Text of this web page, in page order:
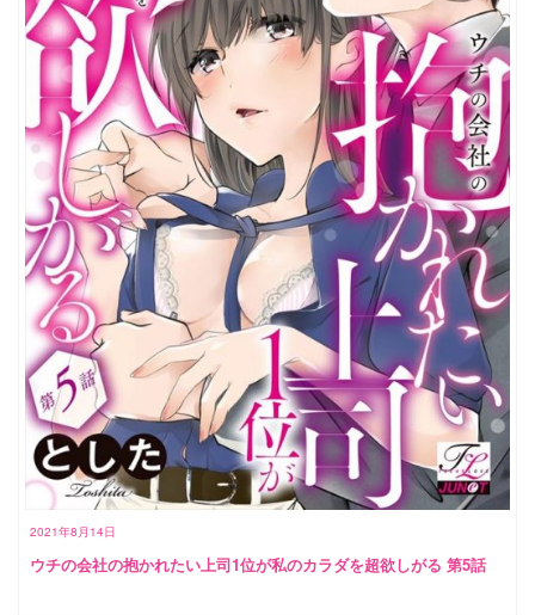
2021年8月14日
ウチの会社の抱かれたい上司1位が私のカラダを超欲しがる 第5話